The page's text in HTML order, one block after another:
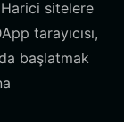
Harici sitelere
tarayıcısı,
başlatmak